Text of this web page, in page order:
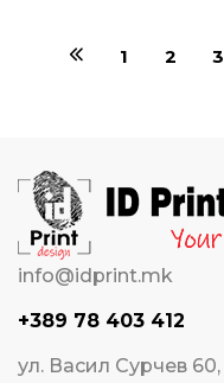
1 2 3
info@idprint.mk
+389 78 403 412
ул. Васил Сурчев 60,